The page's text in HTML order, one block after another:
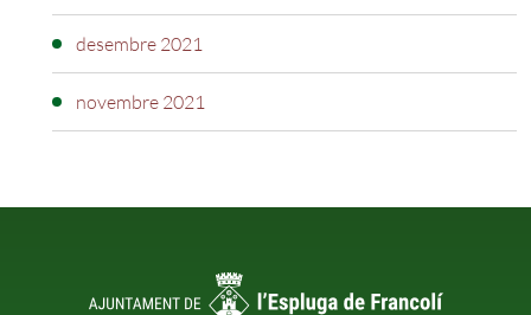
desembre 2021
novembre 2021